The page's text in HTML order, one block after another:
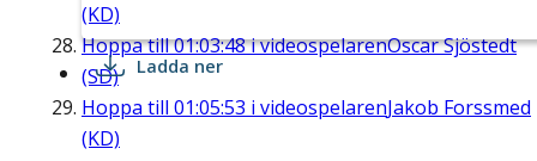
(KD)
Hoppa till01:03:48i videospelarenOscar Sjöstedt
(SD)
Hoppa till 01:05:53 i videospelarenJakob Forssmed
(KD)
Ladda ner